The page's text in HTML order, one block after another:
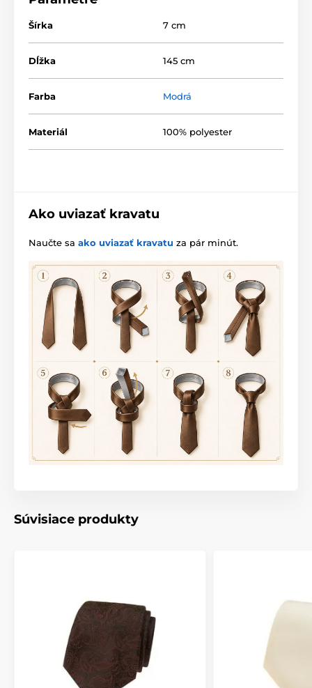
Šírka 7 cm
Dĺžka 145 cm
Farba Modrá
Materiál 100% polyester
Ako uviazať kravatu
Naučte sa ako uviazať kravatu za pár minút.
Súvisiace produkty